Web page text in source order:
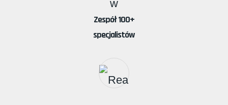
Zespół 100+
specjalistów